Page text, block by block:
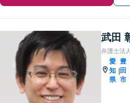
武田
弁護士法
愛
知
県
|
豊
田
市